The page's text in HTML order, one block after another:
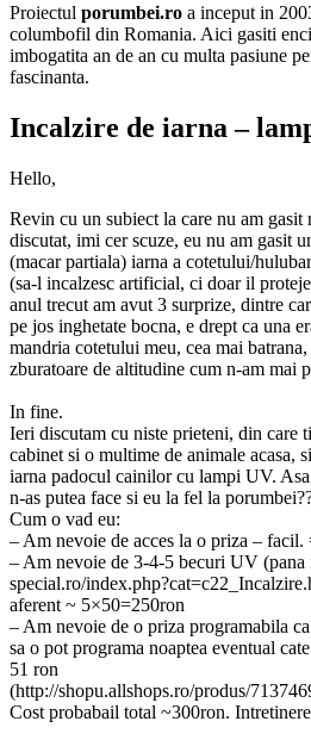
Proiectul porumbei.ro a inceput in
columbofil din Romania. Aici gasiti
imbogatita an de an cu multa pasiune
fascinanta.
Incalzire de iarna –
Hello,
Revin cu un subiect la care nu am gasit
discutat, imi cer scuze, eu nu am gasit
(macar partiala) iarna a cotetului/
(sa-l incalzesc artificial, ci doar il
anul trecut am avut 3 surprize, dintre
pe jos inghetate bocna, e drept ca una
mandria cotetului meu, cea mai
zburatoare de altitudine cum n-am mai
In fine.
Ieri discutam cu niste prieteni, din care
cabinet si o multime de animale acasa,
iarna padocul cainilor cu lampi UV.
n-as putea face si eu la fel la
Cum o vad eu:
– Am nevoie de acces la o priza – facil.
– Am nevoie de 3-4-5 becuri UV
special.ro/
aferent ~ 5×50=250ron
– Am nevoie de o priza programabila
sa o pot programa noaptea eventual
51 ron
(http://shopu.allshops.ro/produs/
Cost probabail total ~300ron.